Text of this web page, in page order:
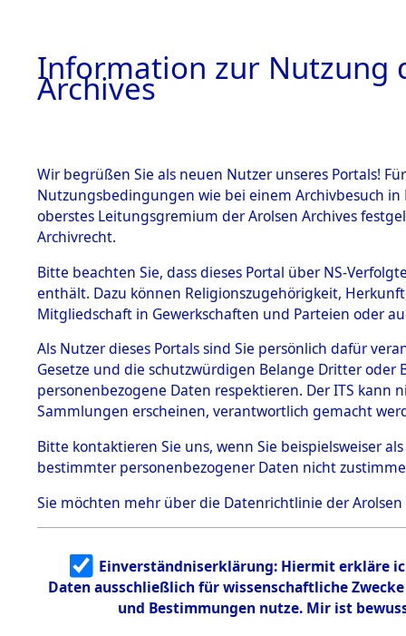
BESTÄNDE
1.
mente
5. Verschiedenes
5.3
Todesmärsche
5.3.1 Alliierte
Erhebungen
zu
Todesmärsch
en
5.3.2
Identifizierun
g
5.3.3
Todesmärsch
Dead -
Branch -
0008
Information zur Nutzung
Archives
Wir begrüßen Sie als neuen Nutzer unseres Portals!
Nutzungsbedingungen wie bei einem Archivbesuch
oberstes Leitungsgremium der Arolsen Archives
Archivrecht.
Bitte beachten Sie, dass dieses Portal über NS-
enthält. Dazu können Religionszugehörigkeit,
Mitgliedschaft in Gewerkschaften und Parteien oder
Als Nutzer dieses Portals sind Sie persönlich dafür
Gesetze und die schutzwürdigen Belange Dritter
personenbezogene Daten respektieren. Der ITS
Sammlungen erscheinen, verantwortlich gemacht
Bitte kontaktieren Sie uns, wenn Sie beispielsweiser
bestimmter personenbezogener Daten nicht
Sie möchten mehr über die Datenrichtlinie der Arolsen
Einverständniserklärung: Hiermit erkläre
Daten ausschließlich für wissenschaftliche
und Bestimmungen nutze. Mir ist